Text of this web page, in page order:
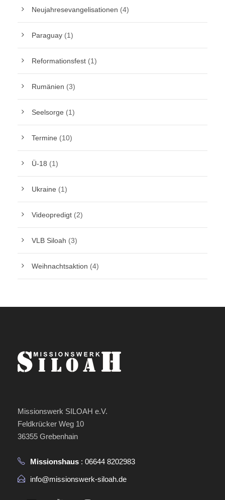
Neujahresevangelisationen (4)
Paraguay (1)
Reformationsfest (1)
Rumänien (3)
Seelsorge (1)
Termine (10)
Ü-18 (1)
Ukraine (1)
Videopredigt (2)
VLB Siloah (3)
Weihnachtsaktion (4)
Missionswerk SILOAH e.V.
Feldkrücker Weg 10
36355 Grebenhain
Missionshaus : 06644 8202983
info@missionswerk-siloah.de